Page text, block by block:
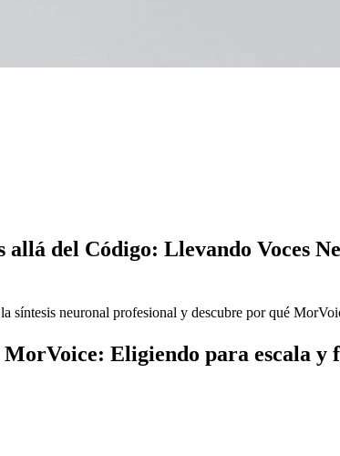
allá del Código: Llevando Voces
neuronal profesional y descubre por qué
Eligiendo para escala y